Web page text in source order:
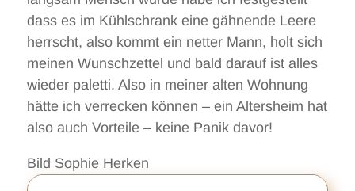
dass es im Kühlschrank eine gähnende Leere
herrscht, also kommt ein netter Mann, holt sich
meinen Wunschzettel und bald darauf ist alles
wieder paletti. Also in meiner alten Wohnung
hätte ich verrecken können – ein Altersheim hat
also auch Vorteile – keine Panik davor!
Bild Sophie Herken